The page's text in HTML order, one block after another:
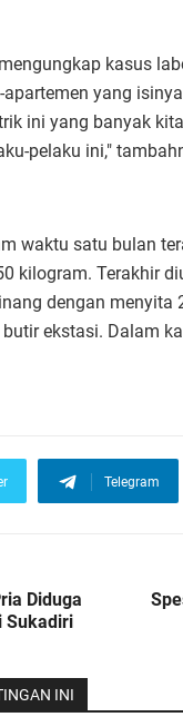
kasus
yang
ini yang banyak
pelaku ini,"
waktu satu bulan
kilogram. Terakhir
dengan
ekstasi. Dalam
Telegram
Diduga
Sukadiri
INI